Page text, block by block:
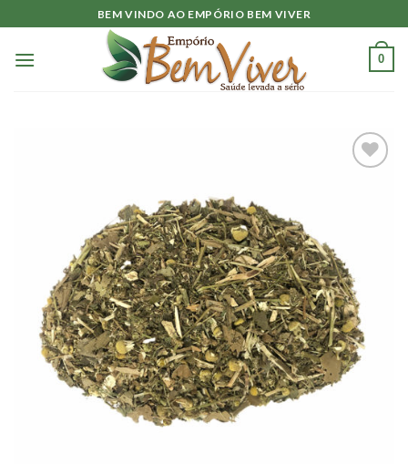
to
content
BEM VINDO AO EMPÓRIO BEM VIVER
0